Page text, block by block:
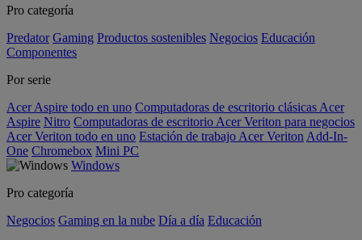
Pro categoría
Predator Gaming Productos sostenibles Negocios Educación
Componentes
Por serie
Acer Aspire todo en uno Computadoras de escritorio clásicas Acer
Aspire Nitro Computadoras de escritorio Acer Veriton para negocios
Acer Veriton todo en uno Estación de trabajo Acer Veriton Add-In-
One Chromebox Mini PC
Windows
Pro categoría
Negocios Gaming en la nube Día a día Educación